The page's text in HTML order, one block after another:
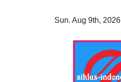
Sun. Aug 9th, 2026